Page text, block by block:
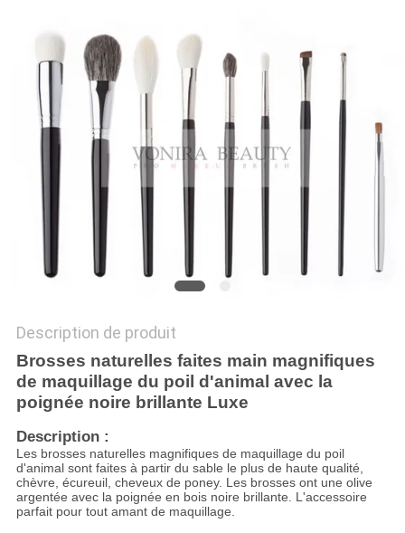
Description de produit
Brosses naturelles faites main magnifiques
de maquillage du poil d'animal avec la
poignée noire brillante Luxe
Description :
Les brosses naturelles magnifiques de maquillage du poil
d'animal sont faites à partir du sable le plus de haute qualité,
chèvre, écureuil, cheveux de poney. Les brosses ont une olive
argentée avec la poignée en bois noire brillante. L'accessoire
parfait pour tout amant de maquillage.